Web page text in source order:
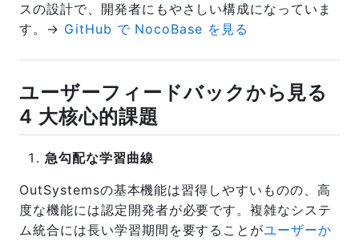
スの設計で、開発者にもやさしい構成になっていま
す。→ GitHub で NocoBase を見る
ユーザーフィードバックから見る
4 大核心的課題
急勾配な学習曲線
OutSystemsの基本機能は習得しやすいものの、高
度な機能には認定開発者が必要です。複雑なシステ
ム統合には長い学習期間を要することがユーザーか